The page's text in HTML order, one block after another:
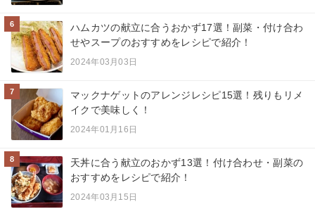
6
ハムカツの献立に合うおかず17選！副菜・付け合わ
せやスープのおすすめをレシピで紹介！
2024年03月03日
7
マックナゲットのアレンジレシピ15選！残りもリメ
イクで美味しく！
2024年01月16日
8
天丼に合う献立のおかず13選！付け合わせ・副菜の
おすすめをレシピで紹介！
2024年03月15日